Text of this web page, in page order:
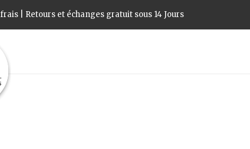
| Retours et échanges gratuit sous 14 Jours